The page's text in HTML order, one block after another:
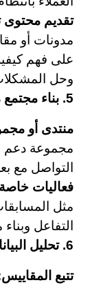
تقديم محتوى
مدونات أو
وحل
5. بناء مجتمع من العملاء:
منتدى أو
مجموعة دعم
التواصل مع
فعاليات
مثل
التفاعل
6. تحليل البيانات:
تتبع